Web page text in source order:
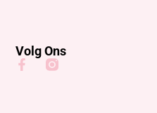
Volg Ons